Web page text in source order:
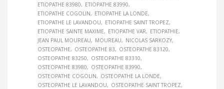
ETIOPATHE 83980
ETIOPATHE 83990
ETIOPATHE COGOLIN
ETIOPATHE LA LONDE
ETIOPATHE LE LAVANDOU
ETIOPATHE SAINT TROPEZ
ETIOPATHE SAINTE MAXIME
ETIOPATHE VAR
ETIOPATHIE
JEAN PAUL MOUREAU
MOUREAU
NICOLAS SARKOZY
OSTEOPATHE
OSTEOPATHE 83
OSTEOPATHE 83120
OSTEOPATHE 83250
OSTEOPATHE 83310
OSTEOPATHE 83980
OSTEOPATHE 83990
OSTEOPATHE COGOLIN
OSTEOPATHE LA LONDE
OSTEOPATHE LE LAVANDOU
OSTEOPATHE SAINT TROPEZ